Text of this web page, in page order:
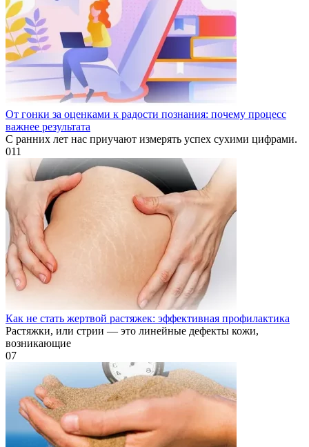
От гонки за оценками к радости познания: почему процесс
важнее результата
С ранних лет нас приучают измерять успех сухими цифрами.
011
Как не стать жертвой растяжек: эффективная профилактика
Растяжки, или стрии — это линейные дефекты кожи,
возникающие
07